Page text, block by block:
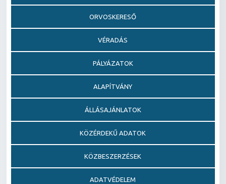
ORVOSKERESŐ
VÉRADÁS
PÁLYÁZATOK
ALAPÍTVÁNY
ÁLLÁSAJÁNLATOK
KÖZÉRDEKŰ ADATOK
KÖZBESZERZÉSEK
ADATVÉDELEM